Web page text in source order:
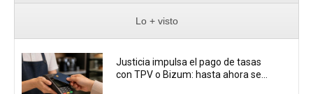
Lo + visto
Justicia impulsa el pago de tasas
con TPV o Bizum: hasta ahora se...